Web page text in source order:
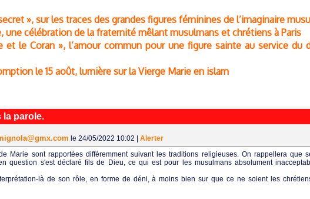
», sur les traces des grandes figures féminines de l’imaginaire
une célébration de la fraternité mêlant musulmans et chrétiens à Paris
et le Coran », l’amour commun pour une figure sainte au service du
le 15 août, lumière sur la Vierge Marie en islam
la parole.
le 24/05/2022 10:02 | Alerter
Marie sont rapportées différemment suivant les traditions religieuses. On rappellera que
question s'est déclaré fils de Dieu, ce qui est pour les musulmans absolument
là de son rôle, en forme de déni, à moins bien sur que ce ne soient les